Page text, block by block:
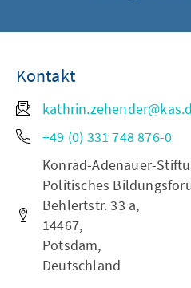
Kontakt
+49 (0) 331 748 876-0
Konrad-Adenauer-
Politisches
Behlertstr. 33 a,
14467,
Potsdam,
Deutschland